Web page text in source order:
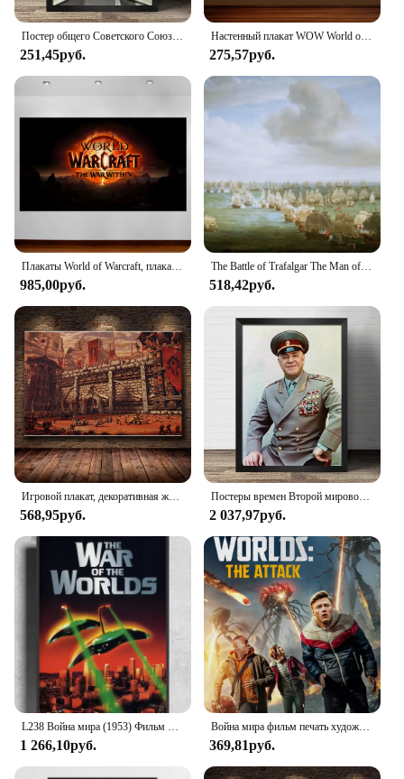
your customers.
Постер общего Советского Союза чжуков Сталин портрет, холст, живопись принты Классическая картина Второй мировой войны настенное украшение
251,45руб.
Настенный плакат WOW World of Warcraft «Война внутри холста», декор для видеоигр, игровой комнаты, настенные Стикеры, домашний декор для гостиной
275,57руб.
Плакаты World of Warcraft, плакаты World of Warcraft The War in WOW, игровые плакаты, Картина на холсте, настенное украшение для игровой комнаты, настенная наклейка
985,00руб.
The Battle of Trafalgar The Man of War Briell, мировая морская битва, Картина на холсте, гостиная, кабинет, украшение для дома
518,42руб.
Игровой плакат, декоративная живопись World of Warcraft на HD холсте, живопись на холсте, мультяшное настенное искусство, картина для домашнего декора, плакат
568,95руб.
Постеры времен Второй мировой войны Советского Союза жуков Сталин классическое изображение стены Искусство Холст без рамки
2 037,97руб.
L238 Война мира (1953) Фильм Х.Г. Плакат из шелковой ткани Wells, художественный декор, картина в помещении, подарок
1 266,10руб.
Война мира фильм печать художественный холст постер для декора гостиной домашняя настенная картина
369,81руб.